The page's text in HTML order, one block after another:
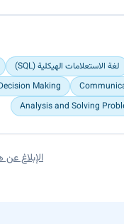
calculated
to communicate
لغة الاستعلامات الهيكلية (SQL)
Making
Analysis and Solving
الإبلاغ